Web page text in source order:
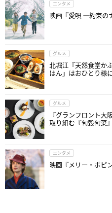
エンタメ
映画『愛唄 ―約束の
グルメ
北堀江『天然食堂か
はん」はおひとり様
グルメ
『グランフロント大
取り組む『旬穀旬菜
エンタメ
映画『メリー・ポピ